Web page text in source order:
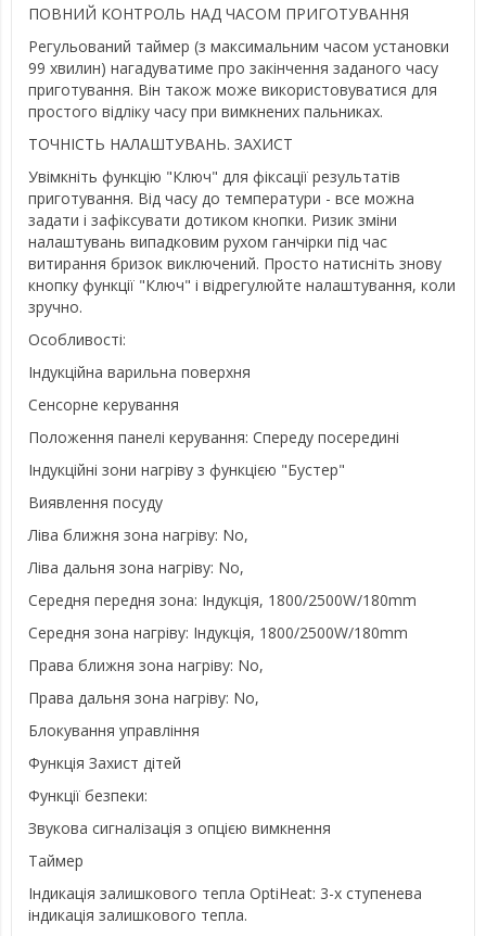
ПОВНИЙ КОНТРОЛЬ НАД ЧАСОМ ПРИГОТУВАННЯ
Регульований таймер (з максимальним часом установки
99 хвилин) нагадуватиме про закінчення заданого часу
приготування. Він також може використовуватися для
простого відліку часу при вимкнених пальниках.
ТОЧНІСТЬ НАЛАШТУВАНЬ. ЗАХИСТ
Увімкніть функцію "Ключ" для фіксації результатів
приготування. Від часу до температури - все можна
задати і зафіксувати дотиком кнопки. Ризик зміни
налаштувань випадковим рухом ганчірки під час
витирання бризок виключений. Просто натисніть знову
кнопку функції "Ключ" і відрегулюйте налаштування, коли
зручно.
Особливості:
Індукційна варильна поверхня
Сенсорне керування
Положення панелі керування: Спереду посередині
Індукційні зони нагріву з функцією "Бустер"
Виявлення посуду
Ліва ближня зона нагріву: No,
Ліва дальня зона нагріву: No,
Середня передня зона: Індукція, 1800/2500W/180mm
Середня зона нагріву: Індукція, 1800/2500W/180mm
Права ближня зона нагріву: No,
Права дальня зона нагріву: No,
Блокування управління
Функція Захист дітей
Функції безпеки:
Звукова сигналізація з опцією вимкнення
Таймер
Індикація залишкового тепла OptiHeat: 3-х ступенева
індикація залишкового тепла.